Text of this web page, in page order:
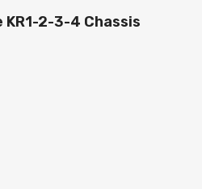
2-3-4 Chassis